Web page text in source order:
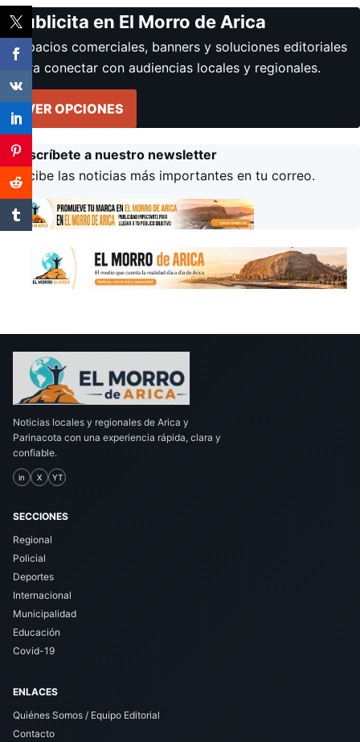
Publicita en El Morro de Arica
Espacios comerciales, banners y soluciones editoriales
para conectar con audiencias locales y regionales.
VER OPCIONES
Suscríbete a nuestro newsletter
Recibe las noticias más importantes en tu correo.
Noticias locales y regionales de Arica y
Parinacota con una experiencia rápida, clara y
confiable.
in X YT
SECCIONES
Regional
Policial
Deportes
Internacional
Municipalidad
Educación
Covid-19
ENLACES
Quiénes Somos / Equipo Editorial
Contacto